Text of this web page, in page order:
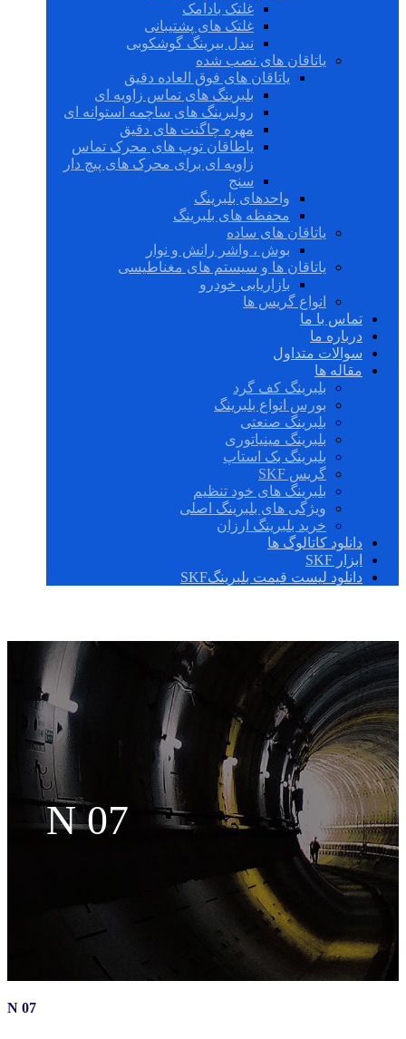
غلتک بادامک
غلتک های پشتیبانی
نیدل بیرینگ گوشکوبی
یاتاقان های نصب شده
یاتاقان های فوق العاده دقیق
بلبرینگ های تماس زاویه ای
رولبرینگ های ساچمه استوانه ای
مهره چاگنت های دقیق
یاطاقان توپ های محرک تماس
زاویه ای برای محرک های پیچ دار
سنج
واحدهای بلبرینگ
محفظه های بلبرینگ
یاتاقان های ساده
بوش ، واشر رانش و نوار
یاتاقان ها و سیستم های مغناطیسی
بازاریابی خودرو
انواع گریس ها
تماس با ما
درباره ما
سوالات متداول
مقاله ها
بلبرینگ کف گرد
بورس انواع بلبرینگ
بلبرینگ صنعتی
بلبرینگ مینیاتوری
بلبرینگ بک استاپ
گریس SKF
بلبرینگ های خود تنظیم
ویژگی های بلبرینگ اصلی
خرید بلبرینگ ارزان
دانلود کاتالوگ ها
ابزار SKF
دانلود لیست قیمت بلبرینگSKF
N 07
N 07